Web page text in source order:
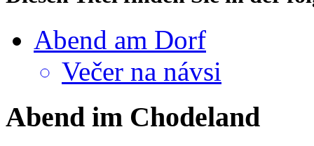
Abend am Dorf
Večer na návsi
Abend im Chodeland